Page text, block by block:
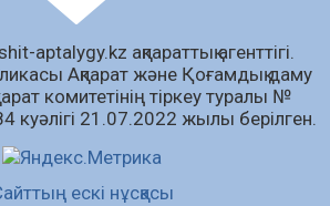
облысы полиция
20 мыңнан астам көрерменнің
етті
Барлық жаңалық
aptalygy.kz ақпараттық агенттігі.
Ақпарат және Қоғамдық даму
комитетінің тіркеу туралы №
куәлігі 21.07.2022 жылы берілген.
ескі нұсқасы